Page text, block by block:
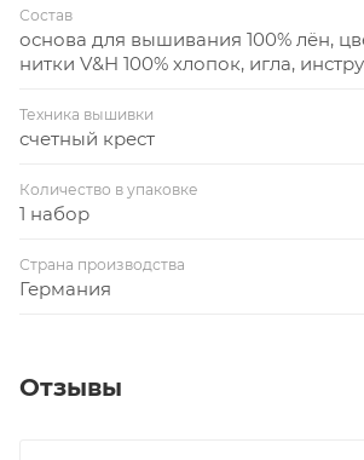
Состав
основа для вышивания 100% лён,
нитки V&H 100% хлопок, игла,
Техника вышивки
счетный крест
Количество в упаковке
1 набор
Страна производства
Германия
Отзывы